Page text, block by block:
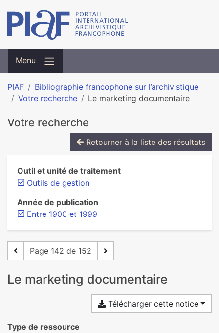
Menu
PIAF
Bibliographie francophone sur l’archivistique
Votre recherche
Le marketing documentaire
Votre recherche
Retourner à la liste des résultats
Outil et unité de traitement
Outils de gestion
Année de publication
Entre 1900 et 1999
Page 142 de 152
Le marketing documentaire
Télécharger cette notice
Type de ressource